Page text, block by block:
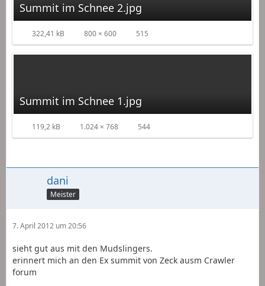
Summit im Schnee 2.jpg
322,41 kB 800 × 600 515
Summit im Schnee 1.jpg
119,2 kB 1.024 × 768 544
dani
Meister
7. April 2012 um 20:56
sieht gut aus mit den Mudslingers.
erinnert mich an den Ex summit von Zeck ausm Crawler
forum